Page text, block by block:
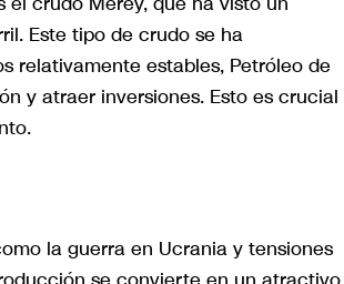
Este tipo de crudo se ha
relativamente estables, Petróleo de
y atraer inversiones. Esto es crucial
la guerra en Ucrania y tensiones